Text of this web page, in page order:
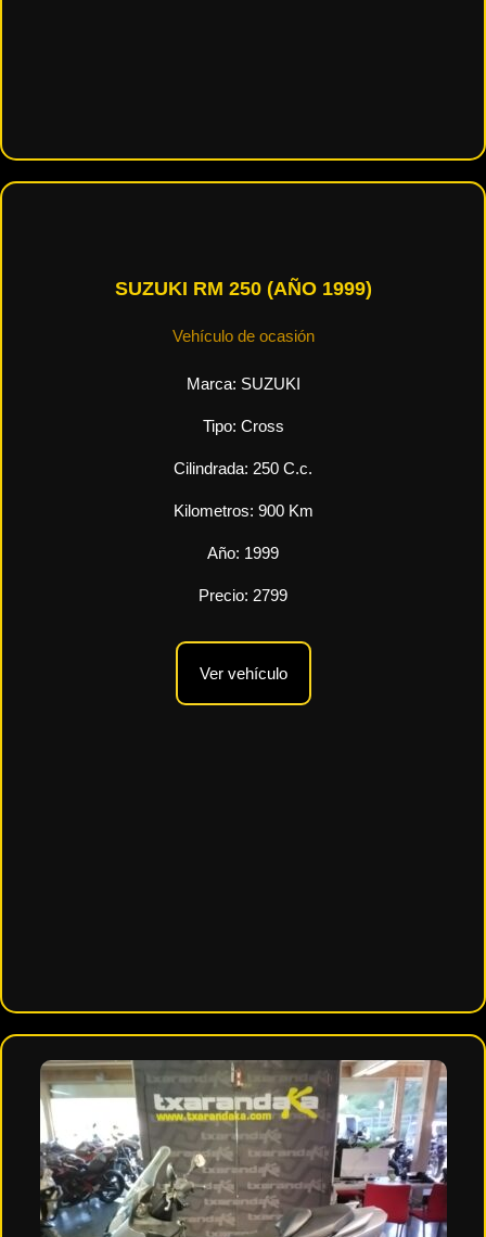
SUZUKI RM 250 (AÑO 1999)
Vehículo de ocasión
Marca: SUZUKI
Tipo: Cross
Cilindrada: 250 C.c.
Kilometros: 900Km
Año: 1999
Precio: 2799
Ver vehículo